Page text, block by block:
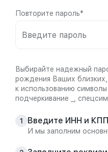
Повторите пароль*
Выбирайте надежный
рождения Ваших
к использованию
подчеркивание _,
1 Введите ИНН и КПП
И мы заполним